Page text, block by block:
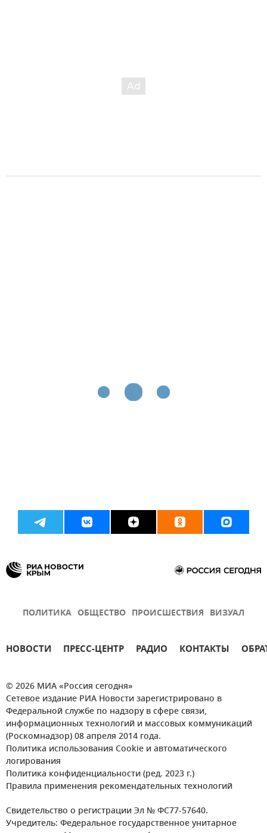
ПОЛИТИКА ОБЩЕСТВО ПРОИСШЕСТВИЯ ВИЗУАЛ
НОВОСТИ ПРЕСС-ЦЕНТР РАДИО КОНТАКТЫ
© 2026 МИА «Россия сегодня»
Сетевое издание РИА Новости зарегистрировано в
Федеральной службе по надзору в сфере связи,
информационных технологий и массовых коммуникаций
(Роскомнадзор) 08 апреля 2014 года.
Политика использования Cookie и автоматического
логирования
Политика конфиденциальности (ред. 2023 г.)
Правила применения рекомендательных технологий
Свидетельство о регистрации Эл № ФС77-57640.
Учредитель: Федеральное государственное унитарное